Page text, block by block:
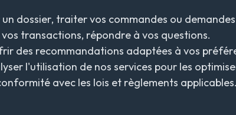
dossier, traiter vos commandes ou
transactions, répondre à vos questions.
des recommandations adaptées à vos
l'utilisation de nos services pour les
avec les lois et règlements applicables.